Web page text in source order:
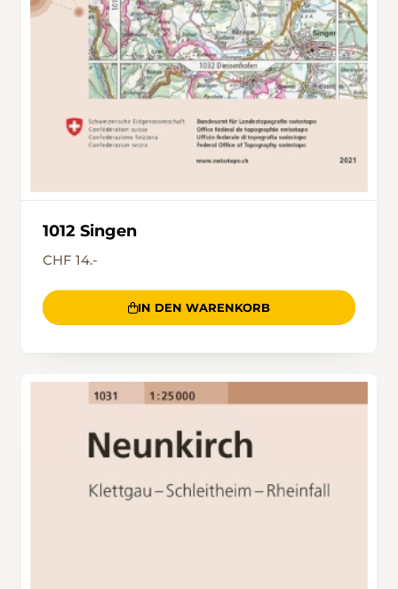
1012 Singen
CHF 14.-
IN DEN WARENKORB